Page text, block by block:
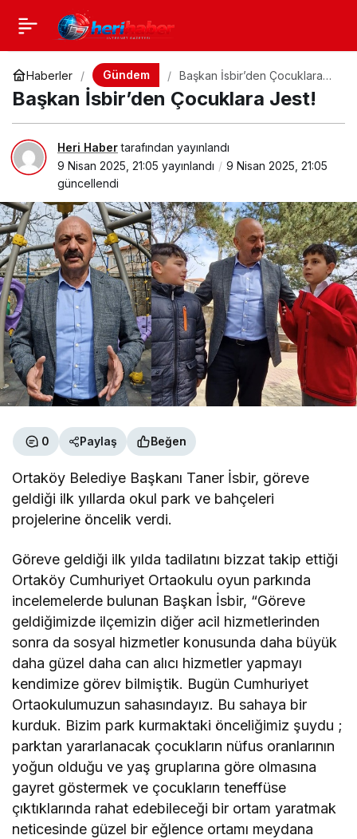
Haberler Gündem
Başkan İsbir’den Çocuklara
Jest!
Başkan İsbir’den Çocuklara Jest!
Heri Habertarafından yayınlandı
9 Nisan 2025, 21:05 yayınlandı
9 Nisan 2025, 21:05
güncellendi
0 Paylaş Beğen
Ortaköy Belediye Başkanı Taner İsbir, göreve
geldiği ilk yıllarda okul park ve bahçeleri
projelerine öncelik verdi.
Göreve geldiği ilk yılda tadilatını bizzat takip ettiği
Ortaköy Cumhuriyet Ortaokulu oyun parkında
incelemelerde bulunan Başkan İsbir, “Göreve
geldiğimizde ilçemizin diğer acil hizmetlerinden
sonra da sosyal hizmetler konusunda daha büyük
daha güzel daha can alıcı hizmetler yapmayı
kendimize görev bilmiştik. Bugün Cumhuriyet
Ortaokulumuzun sahasındayız. Bu sahaya bir
kurduk. Bizim park kurmaktaki önceliğimiz şuydu ;
parktan yararlanacak çocukların nüfus oranlarının
yoğun olduğu ve yaş gruplarına göre olmasına
gayret göstermek ve çocukların teneffüse
çıktıklarında rahat edebileceği bir ortam yaratmak
neticesinde güzel bir eğlence ortamı meydana